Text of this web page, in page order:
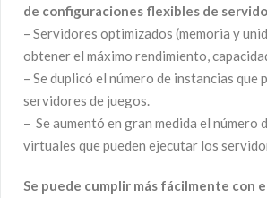
de configuraciones flexibles de
– Servidores optimizados (memoria y
obtener el máximo rendimiento,
– Se duplicó el número de instancias que
servidores de juegos.
– Se aumentó en gran medida el número
virtuales que pueden ejecutar los
Se puede cumplir más fácilmente con